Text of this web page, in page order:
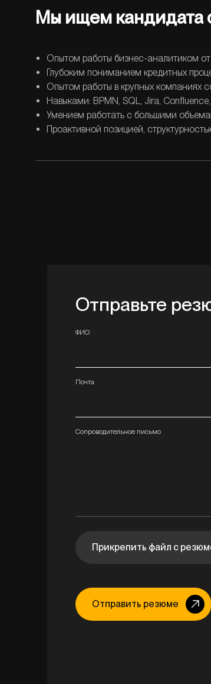
Мы ищем кандидата
Опытом работы бизнес-аналитиком
Глубоким пониманием кредитных
Опытом работы в крупных компаниях
Навыками: BPMN, SQL, Jira,
Умением работать с большими
Проактивной позицией,
Отправьте
ФИО
Почта
Сопроводительное письмо
Прикрепить файл с
Отправить резюме